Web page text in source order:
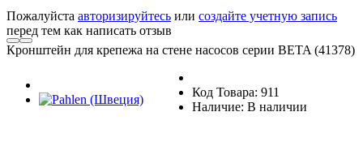
Пожалуйста авторизируйтесь или создайте учетную запись
перед тем как написать отзыв
Кронштейн для крепежа на стене насосов серии BETA (41378)
Код Товара: 911
Наличие: В наличии